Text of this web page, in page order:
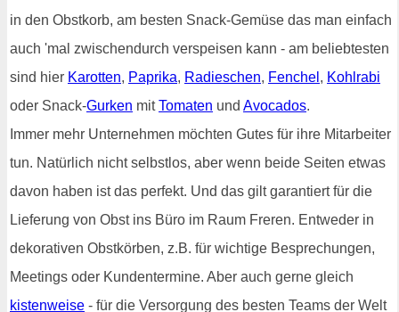
in den Obstkorb, am besten Snack-Gemüse das man einfach
auch 'mal zwischendurch verspeisen kann - am beliebtesten
sind hier Karotten, Paprika, Radieschen, Fenchel , Kohlrabi
oder Snack-Gurken mitTomaten und Avocados.
Immer mehr Unternehmen möchten Gutes für ihre Mitarbeiter
tun. Natürlich nicht selbstlos, aber wenn beide Seiten etwas
davon haben ist das perfekt. Und das gilt garantiert für die
Lieferung von Obst ins Büro im Raum Freren. Entweder in
dekorativen Obstkörben, z.B. für wichtige Besprechungen,
Meetings oder Kundentermine. Aber auch gerne gleich
kistenweise - für die Versorgung des besten Teams der Welt